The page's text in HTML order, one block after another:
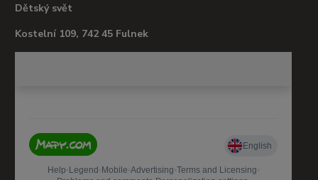
Dětský svět
Kostelní 109, 742 45 Fulnek